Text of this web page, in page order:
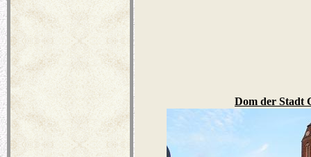
Dom der Stadt